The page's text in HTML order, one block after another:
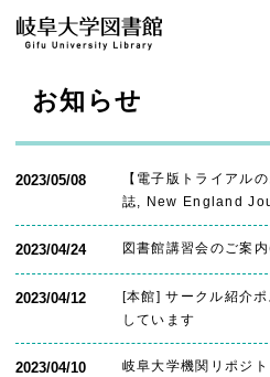
お知らせ
2023/05/08
【電子版トライアル
誌, New England
2023/04/24 図書館講習会のご案
2023/04/12
[本館] サークル紹介
しています
2023/04/10
岐阜大学機関リポジ